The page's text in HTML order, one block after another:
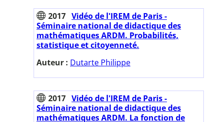
2017 Vidéo de l'IREM de Paris -
Séminaire national de didactique des
mathématiques ARDM. Probabilités,
statistique et citoyenneté.
Auteur : Dutarte Philippe
2017 Vidéo de l'IREM de Paris -
Séminaire national de didactique des
mathématiques ARDM. La fonction de